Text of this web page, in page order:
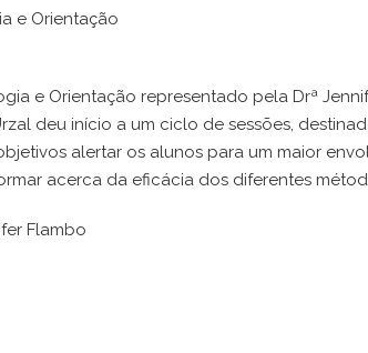
e Orientação
e Orientação representado pela Drª
deu início a um ciclo de sessões,
alertar os alunos para um maior
acerca da eficácia dos diferentes
Flambo